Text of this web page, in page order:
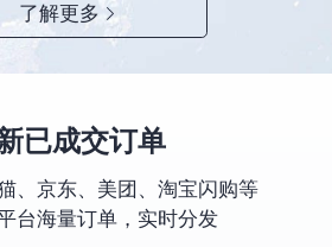
了解更多
已成交订单
、京东、美团、淘宝闪购等
台海量订单，实时分发